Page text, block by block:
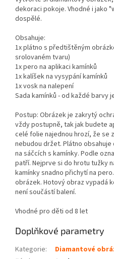
dekoraci pokoje. Vhodné i jako
dospělé.
Obsahuje:
1x plátno s předtištěným
srolovaném tvaru)
1x pero na aplikaci kamínků
1x kalíšek na vysypání kamínků
1x vosk na nalepení
Sada kamínků - od každé barvy
Postup: Obrázek je zakrytý
vždy postupně, tak jak budete
celé folie najednou hrozí, že se
nebudou držet. Plátno
na sáčcích s kamínky. Podle
patří. Nejprve si do hrotu tužky
kamínky snadno přichytí na
obrázek. Hotový obraz vypadá
není součástí balení.
Vhodné pro děti od 8 let
Doplňkové parametry
Kategorie:
Diamantové